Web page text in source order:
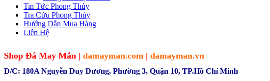
Tin Tức Phong Thủy
Tra Cứu Phong Thủy
Hướng Dẫn Mua Hàng
Liên Hệ
Shop Đá May Mắn | damayman.com | damayman.vn
Đ/C: 180A Nguyễn Duy Dương, Phường 3, Quận 10, TP.Hồ Chí Minh